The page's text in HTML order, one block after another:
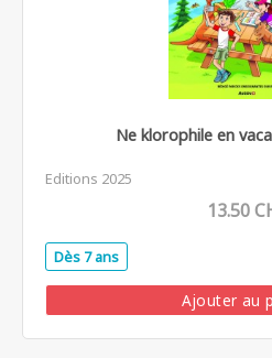
Ne klorophile en
Editions 2025
13.50
Dès 7 ans
Ajouter au